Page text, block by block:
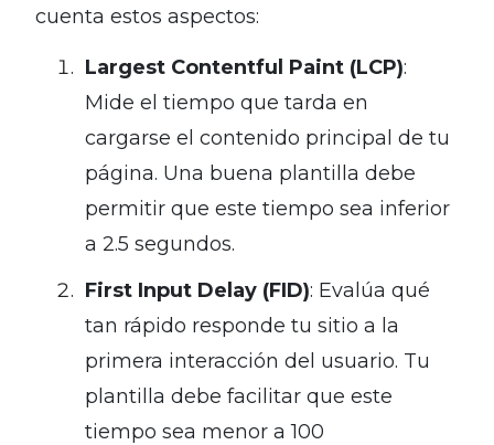
cuenta estos aspectos:
Largest Contentful Paint (LCP):
Mide el tiempo que tarda en
cargarse el contenido principal de tu
página. Una buena plantilla debe
permitir que este tiempo sea inferior
a 2.5 segundos.
First Input Delay (FID): Evalúa qué
tan rápido responde tu sitio a la
primera interacción del usuario. Tu
plantilla debe facilitar que este
tiempo sea menor a 100